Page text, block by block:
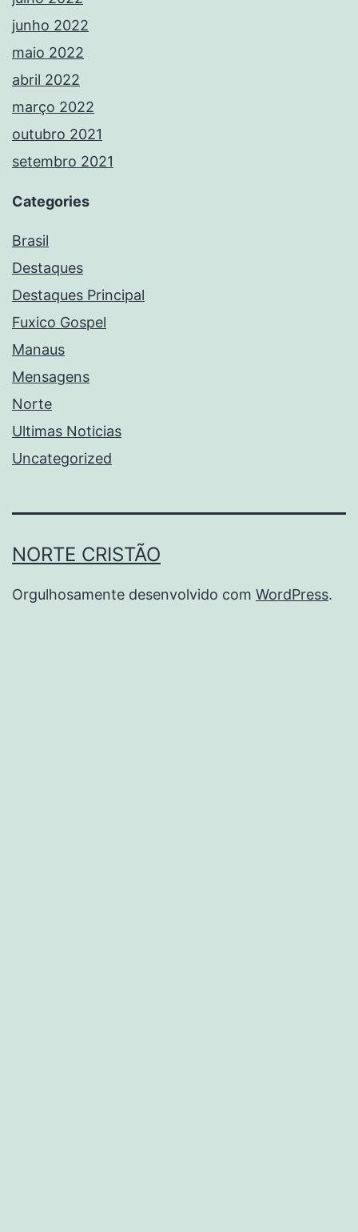
junho 2022
maio 2022
abril 2022
março 2022
outubro 2021
setembro 2021
Categories
Brasil
Destaques
Destaques Principal
Fuxico Gospel
Manaus
Mensagens
Norte
Ultimas Noticias
Uncategorized
NORTE CRISTÃO
Orgulhosamente desenvolvido com WordPress.